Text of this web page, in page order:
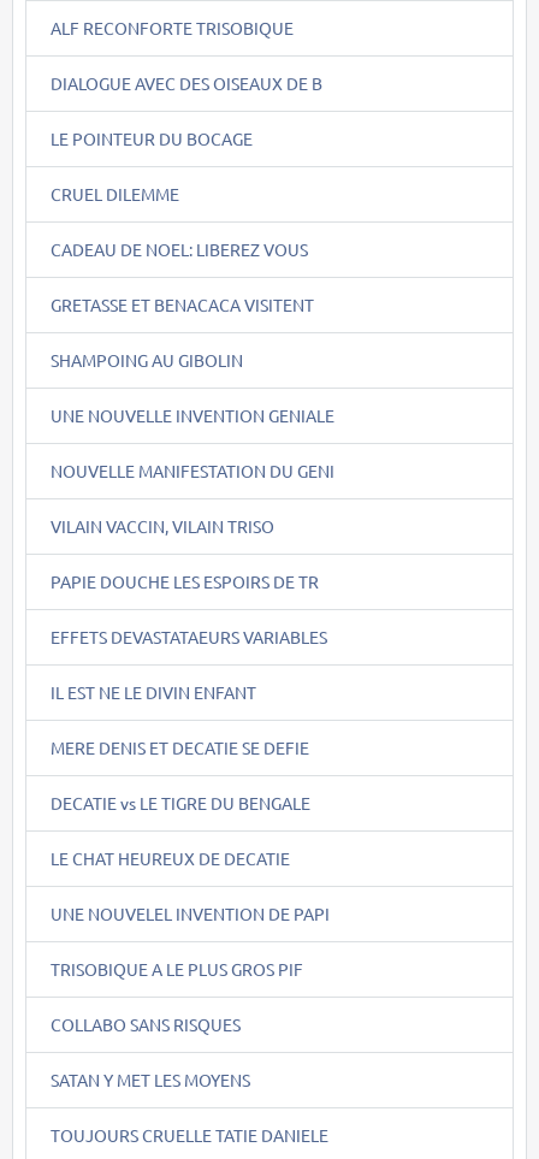
ALF RECONFORTE TRISOBIQUE
DIALOGUE AVEC DES OISEAUX DE B
LE POINTEUR DU BOCAGE
CRUEL DILEMME
CADEAU DE NOEL: LIBEREZ VOUS
GRETASSE ET BENACACA VISITENT
SHAMPOING AU GIBOLIN
UNE NOUVELLE INVENTION GENIALE
NOUVELLE MANIFESTATION DU GENI
VILAIN VACCIN, VILAIN TRISO
PAPIE DOUCHE LES ESPOIRS DE TR
EFFETS DEVASTATAEURS VARIABLES
IL EST NE LE DIVIN ENFANT
MERE DENIS ET DECATIE SE DEFIE
DECATIE vs LE TIGRE DU BENGALE
LE CHAT HEUREUX DE DECATIE
UNE NOUVELEL INVENTION DE PAPI
TRISOBIQUE A LE PLUS GROS PIF
COLLABO SANS RISQUES
SATAN Y MET LES MOYENS
TOUJOURS CRUELLE TATIE DANIELE